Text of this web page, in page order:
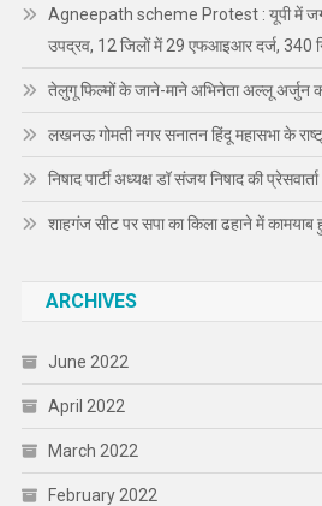
Agneepath scheme Protest : यूपी में
उपद्रव, 12 जिलों में 29 एफआइआर दर्ज, 340
तेलुगू फिल्मों के जाने-माने अभिनेता अल्लू अर्जुन
लखनऊ गोमती नगर सनातन हिंदू महासभा के
निषाद पार्टी अध्यक्ष डॉ संजय निषाद की प्रेसवार्ता
शाहगंज सीट पर सपा का किला ढहाने में कामयाब
ARCHIVES
June 2022
April 2022
March 2022
February 2022